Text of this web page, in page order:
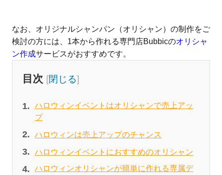
なお、オリジナルシャンパン（オリシャン）の制作をご
検討の方には、1本から作れる専門店Bubbicのオリシャ
ン作成サービスがおすすめです。
目次 [閉じる]
ハロウィンイベントはオリシャンで売上アッ
プ
ハロウィンは売上アップのチャンス
ハロウィンイベントにおすすめのオリシャン
ハロウィンオリシャンが簡単に作れる専属デ